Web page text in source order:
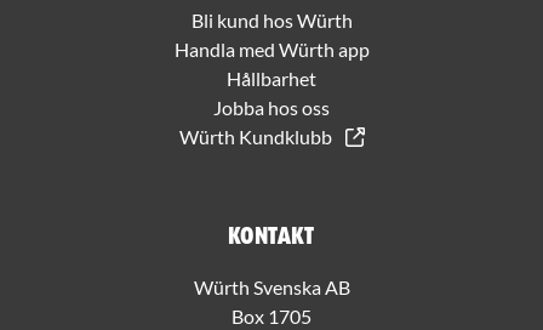
Bli kund hos Würth
Handla med Würth app
Hållbarhet
Jobba hos oss
Würth Kundklubb
Kontakt
Würth Svenska AB
Box 1705